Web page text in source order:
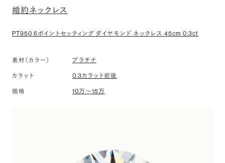
婚約ネックレス
PT950 6ポイントセッティング ダイヤモンド ネックレス 45cm 0.3ct
素材（カラー） プラチナ
カラット 0.3カラット前後
価格 10万〜15万